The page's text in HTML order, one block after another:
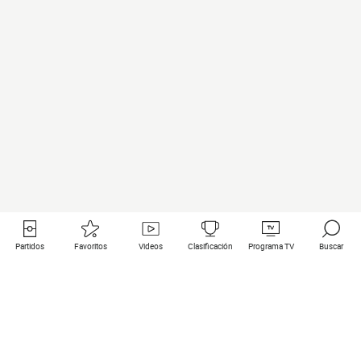
Partidos Favoritos Videos Clasificación Programa TV Buscar